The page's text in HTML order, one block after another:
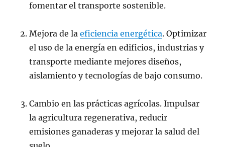
fomentar el transporte sostenible.
Mejora de laeficiencia energética. Optimizar
el uso de la energía en edificios, industrias y
transporte mediante mejores diseños,
aislamiento y tecnologías de bajo consumo.
Cambio en las prácticas agrícolas. Impulsar
la agricultura regenerativa, reducir
emisiones ganaderas y mejorar la salud del